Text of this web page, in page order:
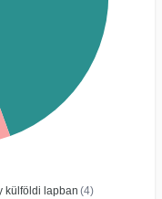
külföldi lapban (4)